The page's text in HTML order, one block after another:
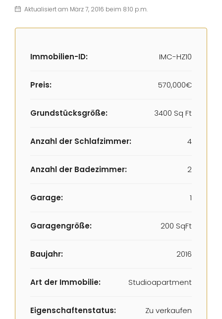
Aktualisiert am März 7, 2016 beim 8:10 p.m.
Immobilien-ID: IMC-HZ10
Preis: 570,000€
Grundstücksgröße: 3400 Sq Ft
Anzahl der Schlafzimmer: 4
Anzahl der Badezimmer: 2
Garage: 1
Garagengröße: 200 SqFt
Baujahr: 2016
Art der Immobilie: Studioapartment
Eigenschaftenstatus: Zu verkaufen